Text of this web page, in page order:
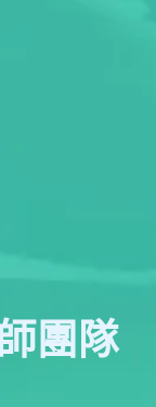
團隊